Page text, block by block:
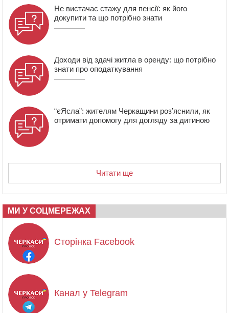
13:40 На Кам’янщині сталася масштабна пожежа
сміттєзвалища
Не вистачає стажу для пенсії: як його
докупити та що потрібно знати
Доходи від здачі житла в оренду: що потрібно
знати про оподаткування
“єЯсла”: жителям Черкащини роз’яснили, як
отримати допомогу для догляду за дитиною
Читати ще
МИ У СОЦМЕРЕЖАХ
Сторінка Facebook
Канал у Telegram